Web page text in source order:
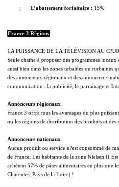
¡ L’abattement forfaitaire : 15%
France 3 Régions
LA PUISSANCE DE LA TÉLÉVISION AU
Seule chaîne à proposer des programmes
aussi bien dans les zones urbaines ou rurbaines
des annonceurs régionaux et des annonceurs
communication : la publicité, le parrainage et
Annonceurs régionaux
France 3 offre tous les avantages du plus
ou les régions de distribution des produits et des
Annonceurs nationaux
Aucun produit ou service n?est consommé de
de France. Les habitants de la zone Nielsen II
achètent 57% de pâtes alimentaires en plus que
Charentes, Pays de la Loire) !